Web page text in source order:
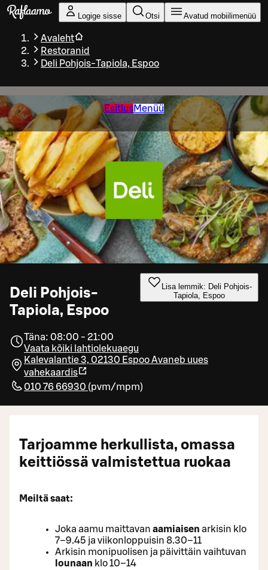
Liigu peamise sisu juurde
Logige sisse Otsi Avatud mobiilimenüü
Avaleht
Restoranid
Deli Pohjois-Tapiola, Espoo
EsitlusMenüü
Deli Pohjois-
Tapiola, Espoo
Lisa lemmik: Deli Pohjois-
Tapiola, Espoo
Täna: 08:00 - 21:00
Vaata kõiki lahtiolekuaegu
Kalevalantie 3, 02130 EspooAvaneb uues
vahekaardis
010 76 66930 (pvm/mpm)
Tarjoamme herkullista, omassa
keittiössä valmistettua ruokaa
Meiltä saat:
Joka aamu maittavan aamiaisen arkisin klo
7–9.45 ja viikonloppuisin 8.30–11
Arkisin monipuolisen ja päivittäin vaihtuvan
lounaan klo 10–14